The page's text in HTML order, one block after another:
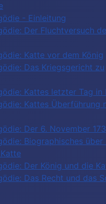
- Einleitung
Der Fluchtversuch
Katte vor dem König
Das Kriegsgericht zu
Kattes letzter Tag in
Kattes Überführung
Der 6. November
Biographisches über
Der König und die
Das Recht und das